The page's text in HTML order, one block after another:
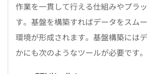
作業を一貫して行える仕組みやプラ
す。基盤を構築すればデータをスム
環境が形成されます。基盤構築には
かにも次のようなツールが必要です。